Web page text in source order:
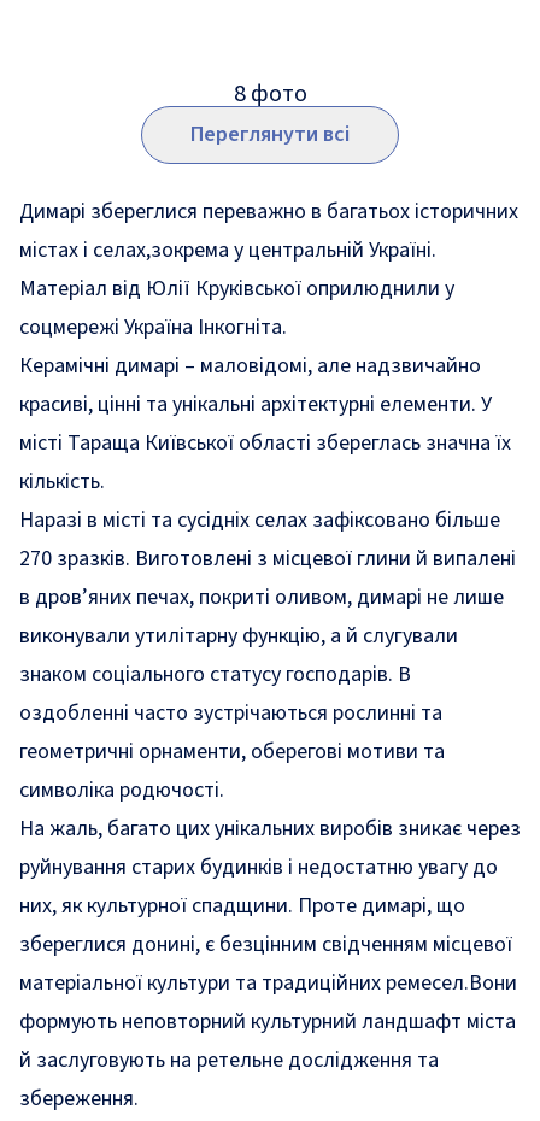
8фото
Переглянути всі
Димарі збереглися переважно в багатьох історичних
містах і селах,зокрема у центральній Україні.
Матеріал від Юлії Круківської оприлюднили у
соцмережі Україна Інкогніта.
Керамічні димарі – маловідомі, але надзвичайно
красиві, цінні та унікальні архітектурні елементи. У
місті Тараща Київської області збереглась значна їх
кількість.
Наразі в місті та сусідніх селах зафіксовано більше
270 зразків. Виготовлені з місцевої глини й випалені
в дров’яних печах, покриті оливом, димарі не лише
виконували утилітарну функцію, а й слугували
знаком соціального статусу господарів. В
оздобленні часто зустрічаються рослинні та
геометричні орнаменти, оберегові мотиви та
символіка родючості.
На жаль, багато цих унікальних виробів зникає через
руйнування старих будинків і недостатню увагу до
них, як культурної спадщини. Проте димарі, що
збереглися донині, є безцінним свідченням місцевої
матеріальної культури та традиційних ремесел.Вони
формують неповторний культурний ландшафт міста
й заслуговують на ретельне дослідження та
збереження.